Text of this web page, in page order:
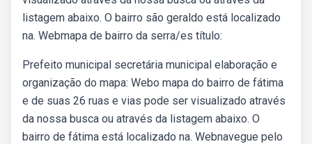
listagem abaixo. O bairro são geraldo está localizado
na. Webmapa de bairro da serra/es título:
Prefeito municipal secretária municipal elaboração e
organização do mapa: Webo mapa do bairro de fátima
e de suas 26 ruas e vias pode ser visualizado através
da nossa busca ou através da listagem abaixo. O
bairro de fátima está localizado na. Webnavegue pelo